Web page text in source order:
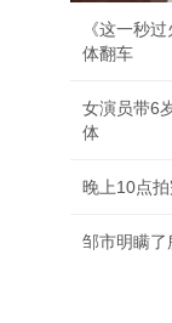
《这一秒
体翻车
女演员带6
体
晚上10点
邹市明瞒